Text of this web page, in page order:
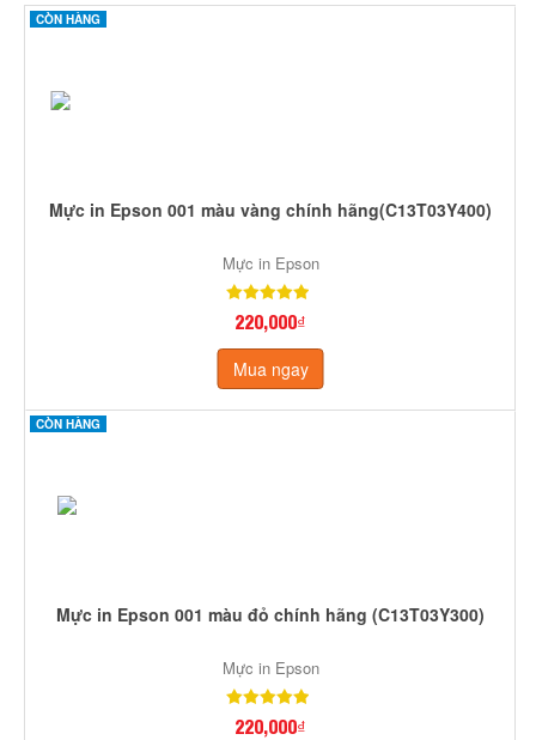
CÒN HÀNG
Mực in Epson 001 màu vàng chính hãng(C13T03Y400)
Mực in Epson
220,000₫
Mua ngay
CÒN HÀNG
Mực in Epson 001 màu đỏ chính hãng (C13T03Y300)
Mực in Epson
220,000₫